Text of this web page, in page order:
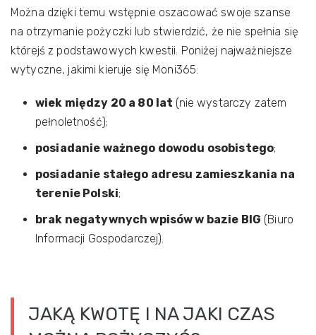
Można dzięki temu wstępnie oszacować swoje szanse
na otrzymanie pożyczki lub stwierdzić, że nie spełnia się
którejś z podstawowych kwestii. Poniżej najważniejsze
wytyczne, jakimi kieruje się Moni365:
wiek między 20 a 80 lat (nie wystarczy zatem
pełnoletność);
posiadanie ważnego dowodu osobistego;
posiadanie stałego adresu zamieszkania na
terenie Polski;
brak negatywnych wpisów w bazie BIG (Biuro
Informacji Gospodarczej).
JAKĄ KWOTĘ I NA JAKI CZAS